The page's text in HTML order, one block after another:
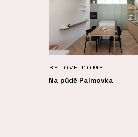
BYTOVÉ DOMY
Na půdě Palmovka